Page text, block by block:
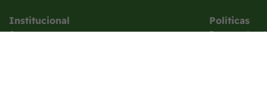
Institucional
Quem somos
Políticas
Trocas e